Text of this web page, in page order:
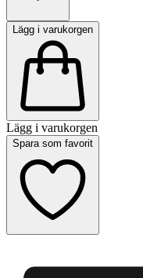
Lägg i varukorgen
Lägg i varukorgen
Spara som favorit